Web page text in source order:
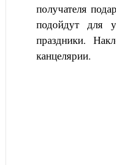
получателя
подойдут для
праздники.
канцелярии.